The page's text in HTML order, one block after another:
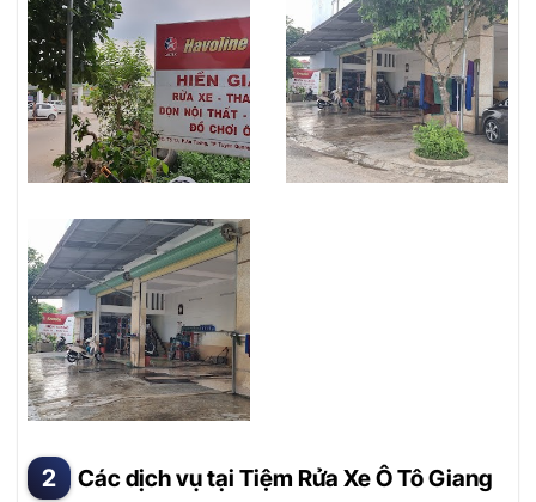
Các dịch vụ tại Tiệm Rửa Xe Ô Tô Giang